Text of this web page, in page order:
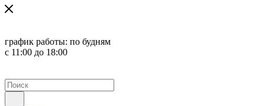
график работы: по будням
с 11:00 до 18:00